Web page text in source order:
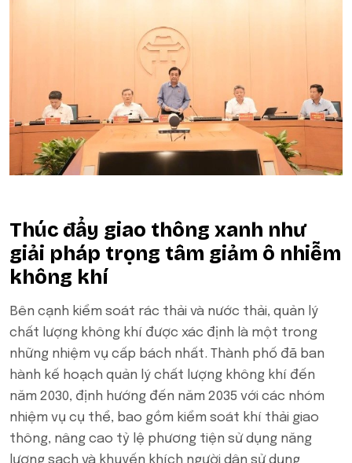
Thúc đẩy giao thông xanh như
giải pháp trọng tâm giảm ô nhiễm
không khí
Bên cạnh kiểm soát rác thải và nước thải, quản lý
chất lượng không khí được xác định là một trong
những nhiệm vụ cấp bách nhất. Thành phố đã ban
hành kế hoạch quản lý chất lượng không khí đến
năm 2030, định hướng đến năm 2035 với các nhóm
nhiệm vụ cụ thể, bao gồm kiểm soát khí thải giao
thông, nâng cao tỷ lệ phương tiện sử dụng năng
lượng sạch và khuyến khích người dân sử dụng